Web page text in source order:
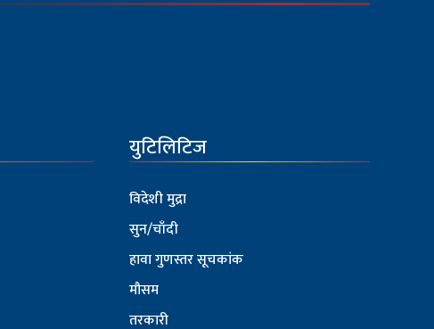
युटिलिटिज
विदेशी मुद्रा
सुन/चाँदी
हावा गुणस्तर सूचकांक
मौसम
तरकारी